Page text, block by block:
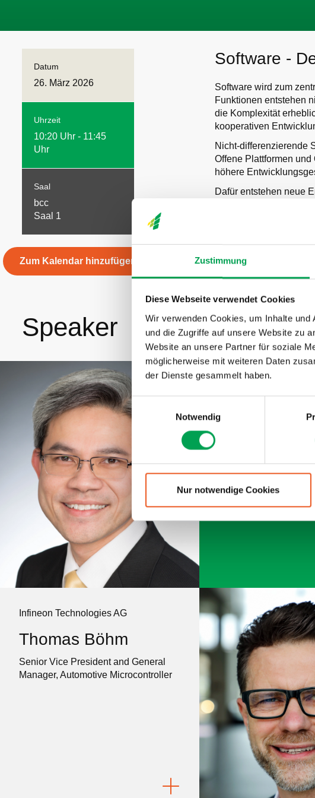
Zustimmung
Diese Webseite verwendet Cookies
Wir verwenden Cookies, um Inhalte
und die Zugriffe auf unsere Website zu
Website an unsere Partner für soziale
möglicherweise mit weiteren Daten
der Dienste gesammelt haben.
E
i
i
g
n
a
h
l
Notwendig
Nur notwendige Cookies
Datum
26. März 2026
Uhrzeit
10:20 Uhr - 11:45
Uhr
Saal
bcc
Saal 1
Zum Kalendar hinzufügen
Software -
Software wird zum
Funktionen entstehen
die Komplexität
kooperativen
Nicht-differenzierende
Offene Plattformen
höhere
Dafür entstehen neue
Parallel dazu steigen
hochintegrierten,
Chancen sich daraus
Speaker
Francis
VP & General
Infineon Technologies AG
Thomas Böhm
Senior Vice President and General
Manager, Automotive Microcontroller